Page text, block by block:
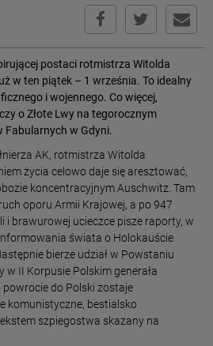
postaci rotmistrza Witolda
w ten piątek – 1 września. To idealny
i wojennego. Co więcej,
o Złote Lwy na tegorocznym
Fabularnych w Gdyni.
AK, rotmistrza Witolda
życia celowo daje się aresztować,
koncentracyjnym Auschwitz. Tam
oporu Armii Krajowej, a po 947
i brawurowej ucieczce pisze raporty, w
świata o Holokauście
bierze udział w Powstaniu
II Korpusie Polskim generała
powrocie do Polski zostaje
komunistyczne, bestialsko
szpiegostwa skazany na